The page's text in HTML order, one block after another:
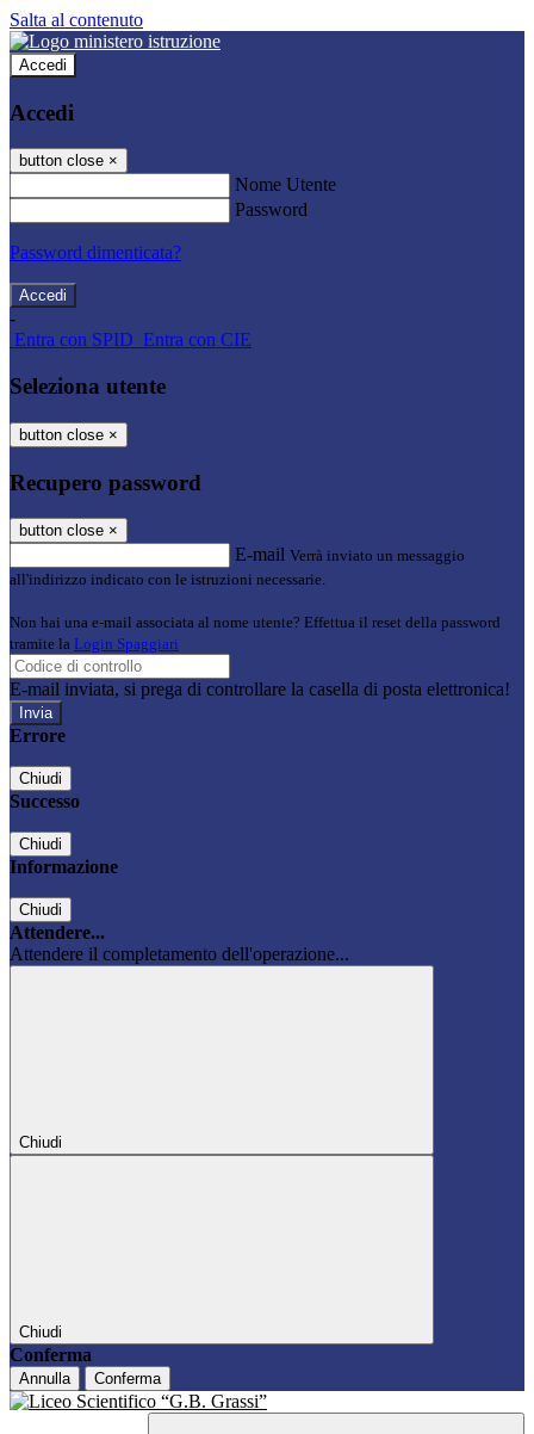
Salta al contenuto
Accedi
Accedi
button close ×
Nome Utente
Password
Password dimenticata?
-
Entra con SPID Entra con CIE
Seleziona utente
button close ×
Recupero password
button close ×
E-mail Verrà inviato un messaggio
all'indirizzo indicato con le istruzioni necessarie.
Non hai una e-mail associata al nome utente? Effettua il reset della password
tramite la Login Spaggiari
E-mail inviata, si prega di controllare la casella di posta elettronica!
Errore
Chiudi
Successo
Chiudi
Informazione
Chiudi
Attendere...
Attendere il completamento dell'operazione...
Chiudi
Chiudi
Conferma
Annulla Conferma